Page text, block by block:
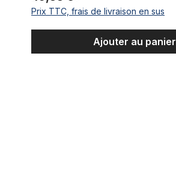
Prix TTC, frais de livraison en sus
Ajouter au panier